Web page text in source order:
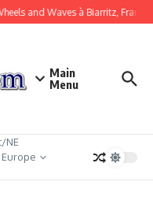
and Waves à Biarritz, France
Main
Menu
NE